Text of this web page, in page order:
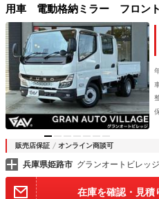
用車 電動格納ミラー フロン
ライト フル液晶メーターパネ
ザー ラバーマット オートラ
販売店保証 オンライン商談可
兵庫県姫路市 グランオートビレッジ
在庫を確認・見積